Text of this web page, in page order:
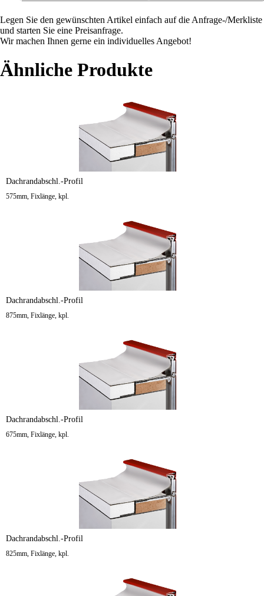
Legen Sie den gewünschten Artikel einfach auf die Anfrage-/Merkliste
und starten Sie eine Preisanfrage.
Wir machen Ihnen gerne ein individuelles Angebot!
Ähnliche Produkte
Dachrandabschl.-Profil
575mm, Fixlänge, kpl.
Dachrandabschl.-Profil
875mm, Fixlänge, kpl.
Dachrandabschl.-Profil
675mm, Fixlänge, kpl.
Dachrandabschl.-Profil
825mm, Fixlänge, kpl.